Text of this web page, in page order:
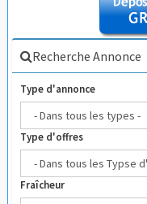
Recherche Annonce
Type d'annonce
Type d'offres
Fraîcheur